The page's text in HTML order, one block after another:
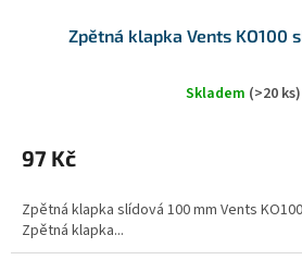
Zpětná klapka Vents KO100
Skladem (>20 ks)
97 Kč
Zpětná klapka slídová 100 mm Vents
Zpětná klapka...